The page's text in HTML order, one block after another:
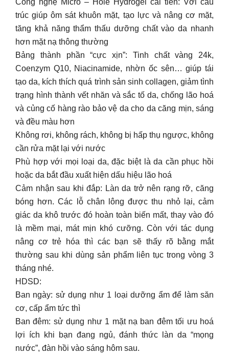
trúc giúp ôm sát khuôn mặt, tạo lực và nâng cơ mặt,
tăng khả năng thẩm thấu dưỡng chất vào da nhanh
hơn mặt nạ thông thường
Bảng thành phần “cực xịn”: Tinh chất vàng 24k,
Coenzym Q10, Niacinamide, nhờn ốc sên… giúp tái
tạo da, kích thích quá trình sản sinh collagen, giảm tình
trạng hình thành vết nhăn và sắc tố da, chống lão hoá
và củng cố hàng rào bảo vệ da cho da căng mịn, sáng
và đều màu hơn
Không rơi, không rách, không bị hấp thụ ngược, không
cần rửa mặt lại với nước
Phù hợp với mọi loại da, đặc biệt là da cần phục hồi
hoặc da bắt đầu xuất hiện dấu hiệu lão hoá
Cảm nhận sau khi đắp: Làn da trở nên rạng rỡ, căng
bóng hơn. Các lỗ chân lông được thu nhỏ lại, cảm
giác da khô trước đó hoàn toàn biến mất, thay vào đó
là mềm mại, mát mịn khó cưỡng. Còn với tác dụng
nâng cơ trẻ hóa thì các bạn sẽ thấy rõ bằng mắt
thường sau khi dùng sản phẩm liên tục trong vòng 3
tháng nhé.
HDSD:
Ban ngày: sử dụng như 1 loại dưỡng ẩm để làm săn
cơ, cấp ẩm tức thì
Ban đêm: sử dụng như 1 mặt nạ ban đêm tối ưu hoá
lợi ích khi bạn đang ngủ, đánh thức làn da “mọng
nước”, đàn hồi vào sáng hôm sau.